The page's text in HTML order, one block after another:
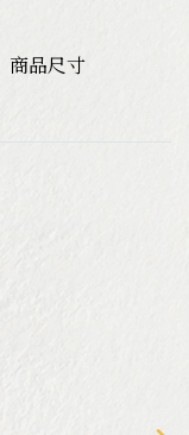
商品尺寸